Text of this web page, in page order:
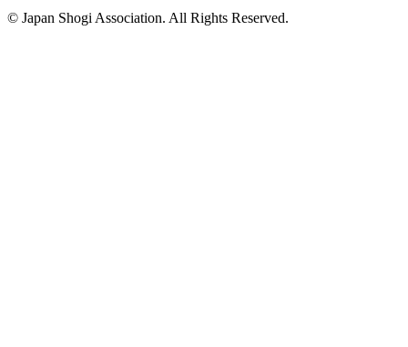
© Japan Shogi Association. All Rights Reserved.